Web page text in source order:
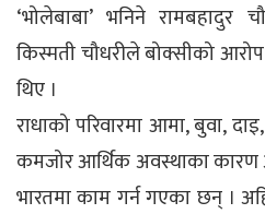
‘भोलेबाबा’ भनिने रामबहादुर
किस्मती चौधरीले बोक्सीको
थिए ।
राधाको परिवारमा आमा, बुवा,
कमजोर आर्थिक अवस्थाका कारण
भारतमा काम गर्न गएका छन् ।